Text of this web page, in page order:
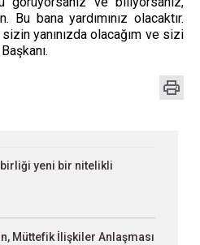
bana yardımınız olacaktır.
yanınızda olacağım ve sizi
yeni bir nitelikli
Müttefik İlişkiler Anlaşması